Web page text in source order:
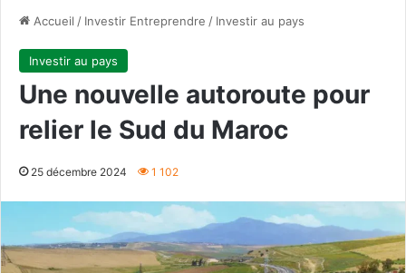
Accueil / Investir Entreprendre / Investir au pays
Investir au pays
Une nouvelle autoroute pour
relier le Sud du Maroc
25 décembre 2024 1 102